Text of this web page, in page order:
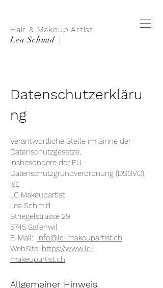
Hair & Makeup Artist
Lea Schmid
Datenschutzerkläru
ng
Verantwortliche Stelle im Sinne der
Datenschutzgesetze,
insbesondere der EU-
Datenschutzgrundverordnung (DSGVO),
ist:
LC Makeupartist
Lea Schmid
Striegelstrasse 29
5745 Safenwil
E-Mail: info@lc-makeupartist.ch
WebSite: https://www.lc-
makeupartist.ch
Allgemeiner Hinweis